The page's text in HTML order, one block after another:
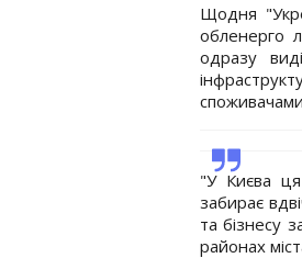
Щодня
обленерго
одразу
"У Києва
забирає
та бізнесу
районах